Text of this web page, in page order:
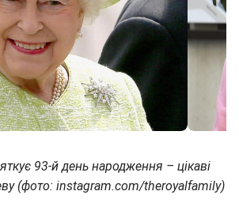
93-й день народження – цікаві
(фото: instagram.com/theroyalfamily)